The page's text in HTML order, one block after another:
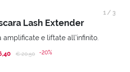
Lash Extender
amplificate e liftate all’infinito.
Price reduced from
€ 20,50to-20%
1 / 3